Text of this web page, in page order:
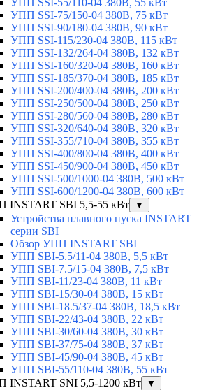
УПП SSI-55/110-04 380В, 55 кВт
УПП SSI-75/150-04 380В, 75 кВт
УПП SSI-90/180-04 380В, 90 кВт
УПП SSI-115/230-04 380В, 115 кВт
УПП SSI-132/264-04 380В, 132 кВт
УПП SSI-160/320-04 380В, 160 кВт
УПП SSI-185/370-04 380В, 185 кВт
УПП SSI-200/400-04 380В, 200 кВт
УПП SSI-250/500-04 380В, 250 кВт
УПП SSI-280/560-04 380В, 280 кВт
УПП SSI-320/640-04 380В, 320 кВт
УПП SSI-355/710-04 380В, 355 кВт
УПП SSI-400/800-04 380В, 400 кВт
УПП SSI-450/900-04 380В, 450 кВт
УПП SSI-500/1000-04 380В, 500 кВт
УПП SSI-600/1200-04 380В, 600 кВт
INSTART SBI 5,5-55 кВт
▼
Устройства плавного пуска INSTART
серии SBI
Обзор УПП INSTART SBI
УПП SBI-5.5/11-04 380В, 5,5 кВт
УПП SBI-7.5/15-04 380В, 7,5 кВт
УПП SBI-11/23-04 380В, 11 кВт
УПП SBI-15/30-04 380В, 15 кВт
УПП SBI-18.5/37-04 380В, 18,5 кВт
УПП SBI-22/43-04 380В, 22 кВт
УПП SBI-30/60-04 380В, 30 кВт
УПП SBI-37/75-04 380В, 37 кВт
УПП SBI-45/90-04 380В, 45 кВт
УПП SBI-55/110-04 380В, 55 кВт
INSTART SNI 5,5-1200 кВт
▼